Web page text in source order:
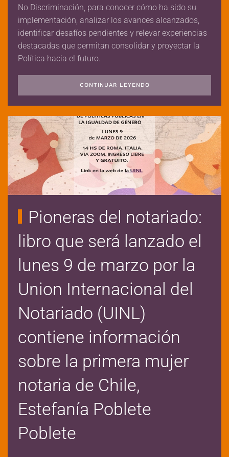
No Discriminación, para conocer cómo ha sido su
implementación, analizar los avances alcanzados,
identificar desafíos pendientes y relevar experiencias
destacadas que permitan consolidar y proyectar la
Política hacia el futuro.
CONTINUAR LEYENDO
Pioneras del notariado:
libro que será lanzado el
lunes 9 de marzo por la
Union Internacional del
Notariado (UINL)
contiene información
sobre la primera mujer
notaria de Chile,
Estefanía Poblete
Poblete